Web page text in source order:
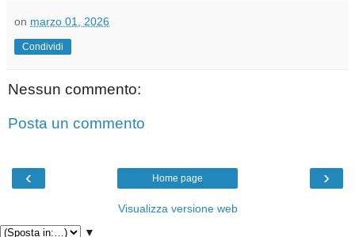
on marzo 01, 2026
Condividi
Nessun commento:
Posta un commento
‹ ›
Home page
Visualizza versione web
▼